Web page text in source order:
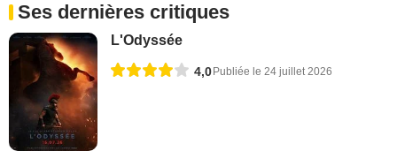
Ses dernières critiques
L'Odyssée
4,0 Publiée le 24 juillet 2026